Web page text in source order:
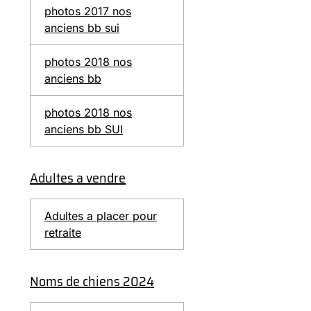
photos 2017 nos
anciens bb sui
photos 2018 nos
anciens bb
photos 2018 nos
anciens bb SUI
Adultes a vendre
Adultes a placer pour
retraite
Noms de chiens 2024